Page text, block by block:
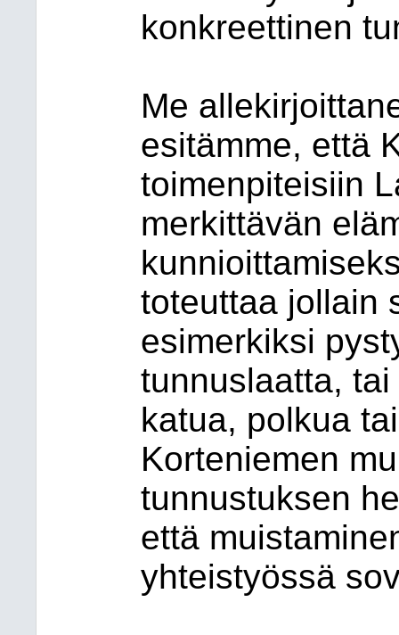
konkreettinen
Me
esitämme, että
toimenpiteisiin
merkittävän
toteuttaa jollain
esimerkiksi
tunnuslaatta,
katua, polkua
Korteniemen
tunnustuksen
että
yhteistyössä